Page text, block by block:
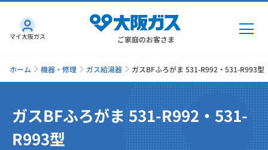
ご家庭のお客さま
ガス・電気
マイ大阪ガス
ホーム 機器・修理 ガス給湯器 ガスBFふろがま 531-R992・531-R993型
ガスBFふろがま 531-R992・531-
R993型